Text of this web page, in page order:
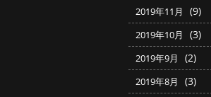
2019年11月 (9)
2019年10月 (3)
2019年9月 (2)
2019年8月 (3)